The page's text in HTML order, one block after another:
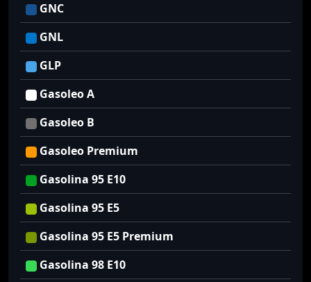
GNC
GNL
GLP
Gasoleo A
Gasoleo B
Gasoleo Premium
Gasolina 95 E10
Gasolina 95 E5
Gasolina 95 E5 Premium
Gasolina 98 E10